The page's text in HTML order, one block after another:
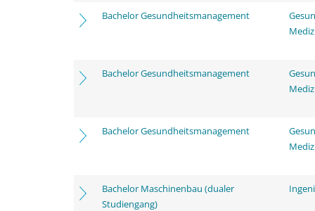
Bachelor Gesundheitsmanagement
Bachelor Gesundheitsmanagement
Bachelor Gesundheitsmanagement
Bachelor Maschinenbau (dualer
Studiengang)